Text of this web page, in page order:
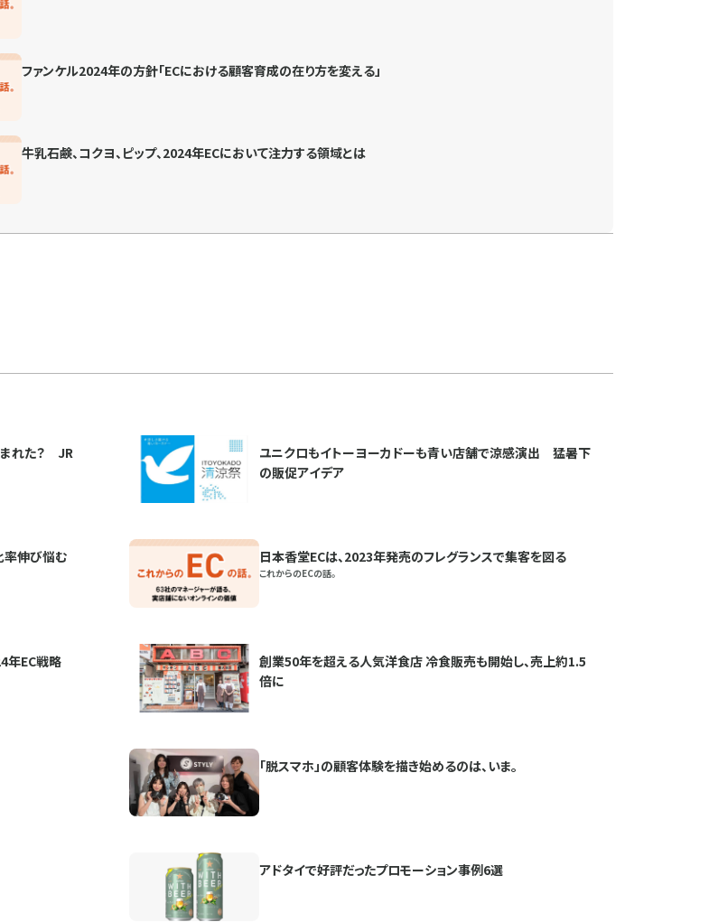
ファンケル2024年の方針「ECにおける顧客育成の在り方を変える」
牛乳石鹸、コクヨ、ピップ、2024年ECにおいて注力する領域とは
まれた？ JR
ユニクロもイトーヨーカドーも青い店舗で涼感演出 猛暑下
の販促アイデア
率伸び悩む
日本香堂ECは、2023年発売のフレグランスで集客を図る
これからのECの話。
年EC戦略
創業50年を超える人気洋食店 冷食販売も開始し、売上約1.5
倍に
「脱スマホ」の顧客体験を描き始めるのは、いま。
アドタイで好評だったプロモーション事例6選